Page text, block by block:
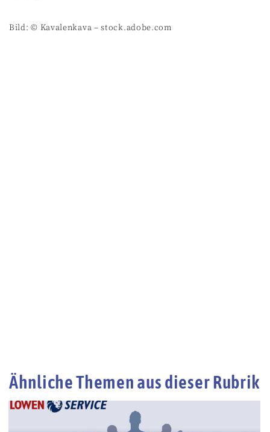
Bild: © Kavalenkava – stock.adobe.com
Ähnliche Themen aus dieser Rubrik